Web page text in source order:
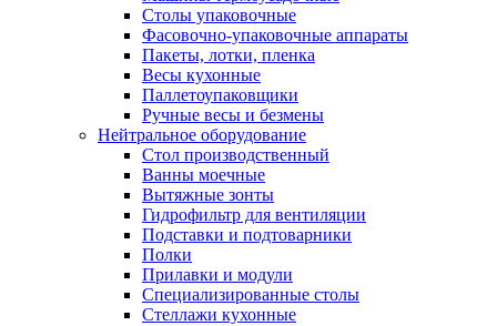
Столы упаковочные
Фасовочно-упаковочные аппараты
Пакеты, лотки, пленка
Весы кухонные
Паллетоупаковщики
Ручные весы и безмены
Нейтральное оборудование
Cтол производственный
Ванны моечные
Вытяжные зонты
Гидрофильтр для вентиляции
Подставки и подтоварники
Полки
Прилавки и модули
Специализированные столы
Стеллажи кухонные